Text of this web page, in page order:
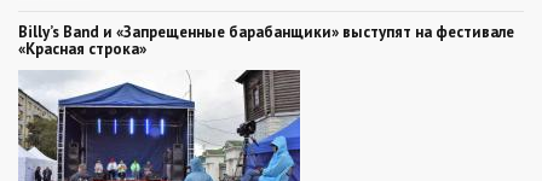
Billy’s Band и «Запрещенные барабанщики» выступят на фестивале
«Красная строка»